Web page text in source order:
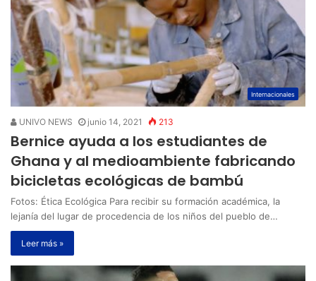
Internacionales
UNIVO NEWS junio 14, 2021 213
Bernice ayuda a los estudiantes de
Ghana y al medioambiente fabricando
bicicletas ecológicas de bambú
Fotos: Ética Ecológica Para recibir su formación académica, la
lejanía del lugar de procedencia de los niños del pueblo de…
Leer más »